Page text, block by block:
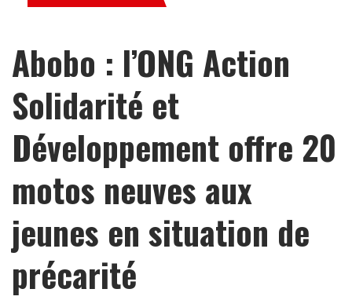
Abobo : l’ONG Action
Solidarité et
Développement offre 20
motos neuves aux
jeunes en situation de
précarité